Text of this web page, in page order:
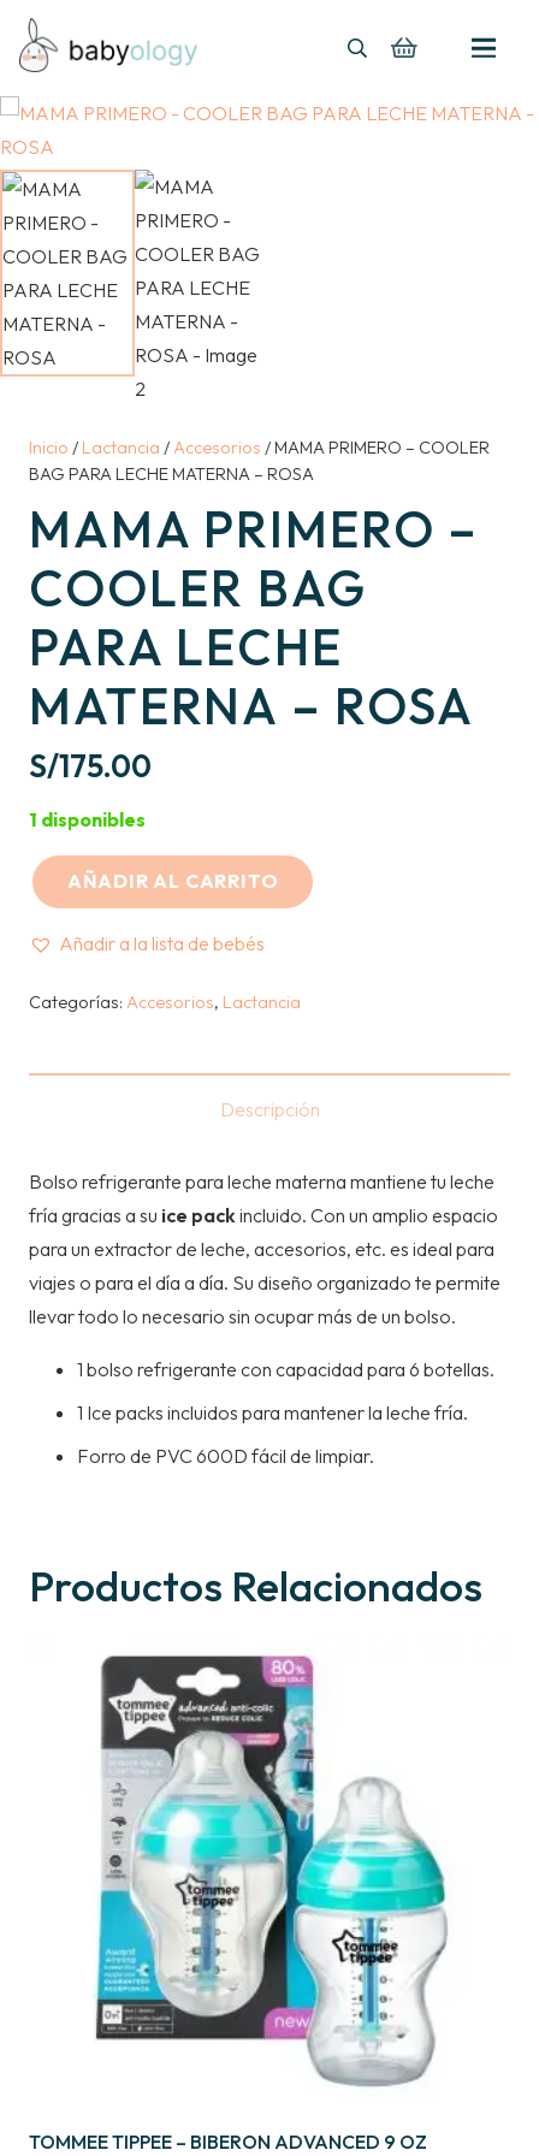
Inicio / Lactancia /Accesorios / MAMA PRIMERO – COOLER
BAG PARA LECHE MATERNA – ROSA
MAMA PRIMERO –
COOLER BAG
PARA LECHE
MATERNA – ROSA
S/175.00
1 disponibles
MAMA
COOLER
cantidad
AÑADIR AL CARRITO
Añadir a la lista de bebés
Categorías: Accesorios, Lactancia
Descripción
Bolso refrigerante para leche materna mantiene tu leche
fría gracias a su ice packincluido. Con un amplio espacio
para un extractor de leche, accesorios, etc. es ideal para
viajes o para el día a día. Su diseño organizado te permite
llevar todo lo necesario sin ocupar más de un bolso.
1 bolso refrigerante con capacidad para 6 botellas.
1 Ice packs incluidos para mantener la leche fría.
Forro de PVC 600D fácil de limpiar.
Productos Relacionados
TOMMEE TIPPEE – BIBERON ADVANCED 9 OZ